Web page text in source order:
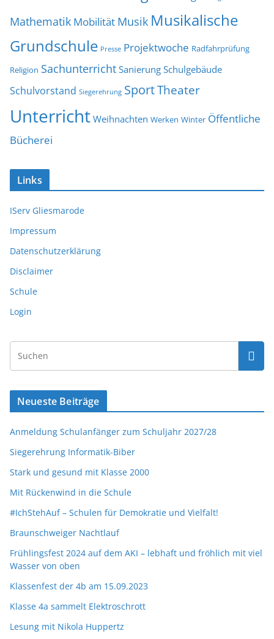
Mathematik Mobilität Musik Musikalische
Grundschule Presse Projektwoche Radfahrprüfung
Religion Sachunterricht Sanierung Schulgebäude
Schulvorstand Siegerehrung SportTheater
Unterricht Weihnachten Werken Winter Öffentliche
Bücherei
Links
IServ Gliesmarode
Impressum
Datenschutzerklärung
Disclaimer
Schule
Login
Neueste Beiträge
Anmeldung Schulanfänger zum Schuljahr 2027/28
Siegerehrung Informatik-Biber
Stark und gesund mit Klasse 2000
Mit Rückenwind in die Schule
#IchStehAuf – Schulen für Demokratie und Vielfalt!
Braunschweiger Nachtlauf
Frühlingsfest 2024 auf dem AKI – lebhaft und fröhlich mit viel
Wasser von oben
Klassenfest der 4b am 15.09.2023
Klasse 4a sammelt Elektroschrott
Lesung mit Nikola Huppertz